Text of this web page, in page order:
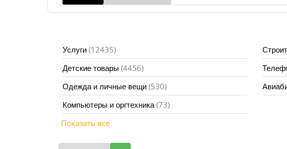
приборов
объявления
Услуги (12435)
Детские товары (4456)
Одежда и личные вещи (530)
Компьютеры и оргтехника (73)
Показать все